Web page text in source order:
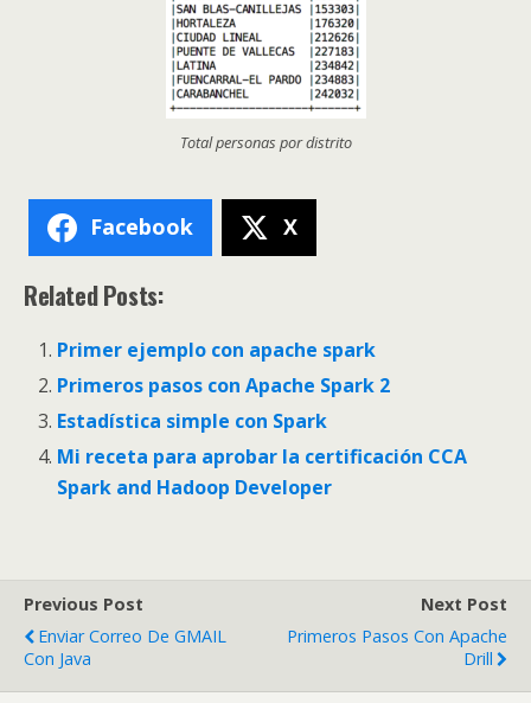
Total personas por distrito
Facebook X
Related Posts:
Primer ejemplo con apache spark
Primeros pasos con Apache Spark 2
Estadística simple con Spark
Mi receta para aprobar la certificación CCA
Spark and Hadoop Developer
Previous Post
Enviar Correo De GMAIL
Con Java
Next Post
Primeros Pasos Con Apache
Drill